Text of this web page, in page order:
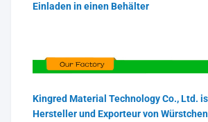
Einladen in einen Behälter
Kingred Material Technology Co., Ltd.
Hersteller und Exporteur von